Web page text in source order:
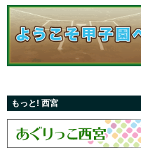
もっと! 西宮